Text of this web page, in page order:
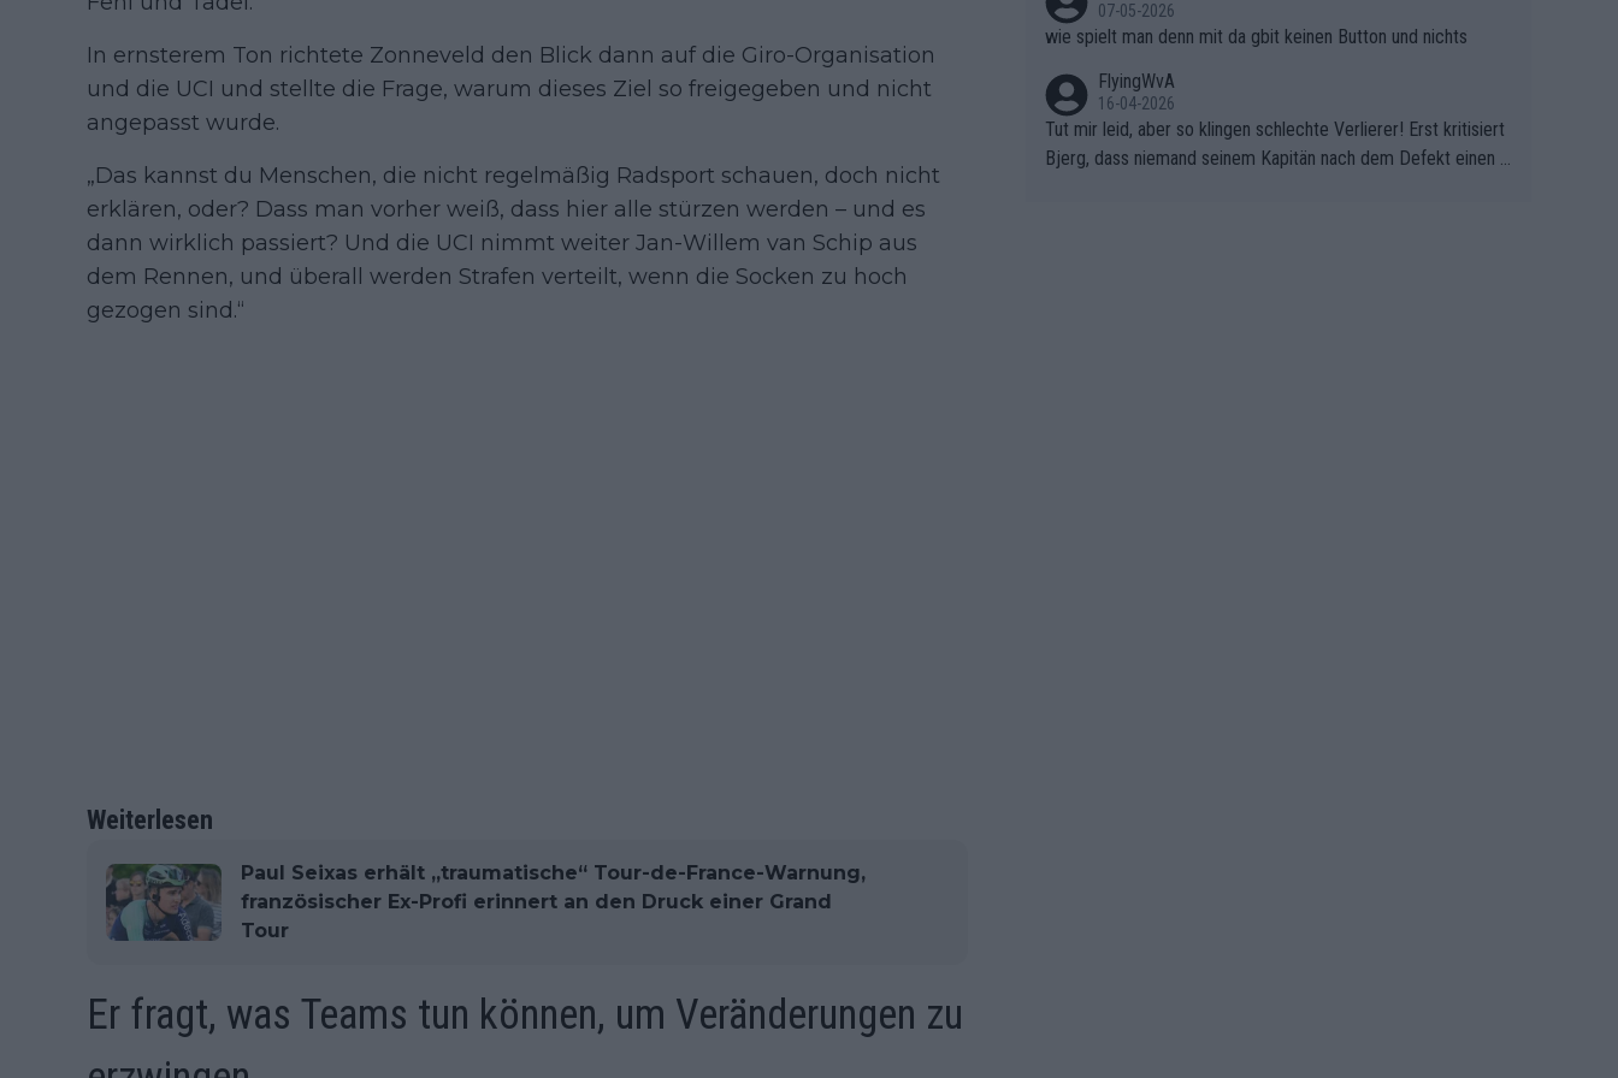
In ernsterem Ton richtete Zonneveld den Blick dann auf die Giro-Organisation
und die UCI und stellte die Frage, warum dieses Ziel so freigegeben und nicht
angepasst wurde.
„Das kannst du Menschen, die nicht regelmäßig Radsport schauen, doch nicht
erklären, oder? Dass man vorher weiß, dass hier alle stürzen werden – und es
dann wirklich passiert? Und die UCI nimmt weiter Jan-Willem van Schip aus
dem Rennen, und überall werden Strafen verteilt, wenn die Socken zu hoch
gezogen sind.“
Weiterlesen
Paul Seixas erhält „traumatische“ Tour-de-France-Warnung,
französischer Ex-Profi erinnert an den Druck einer Grand
Tour
Er fragt, was Teams tun können, um Veränderungen zu
07-05-2026
wie spielt man denn mit da gbit keinen Button und nichts
FlyingWvA
16-04-2026
Tut mir leid, aber so klingen schlechte Verlierer! Erst kritisiert
Bjerg, dass niemand seinem Kapitän nach dem Defekt einen r